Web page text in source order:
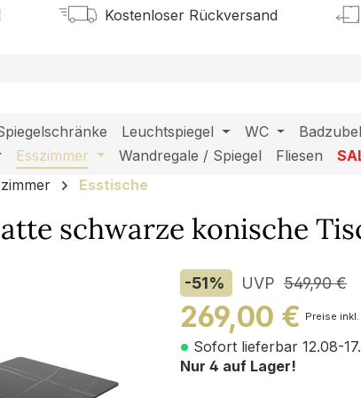
Kostenloser Rückversand
Leuchtspiegel WC
Esszimmer Wandregale / Spiegel Fliesen
Esstische
schwarze konische
-51% UVP 549,90 €
269,00 € Preise
Sofort lieferbar 12.08-
Nur 4 auf Lager!